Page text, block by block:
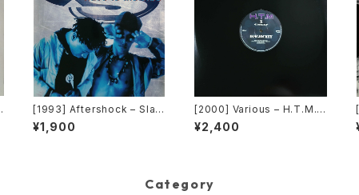
[1993] Aftershock – Slav
e To The Vibe [Virgin]
¥1,900
[2000] Various – H.T.M. /
Back To The "Disco" ~私
もDiscoへ連れていって~ Re
¥2,400
Category